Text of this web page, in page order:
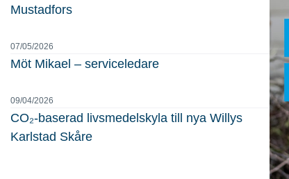
Mustadfors
07/05/2026
Möt Mikael – serviceledare
09/04/2026
CO₂-baserad livsmedelskyla till nya Willys
Karlstad Skåre